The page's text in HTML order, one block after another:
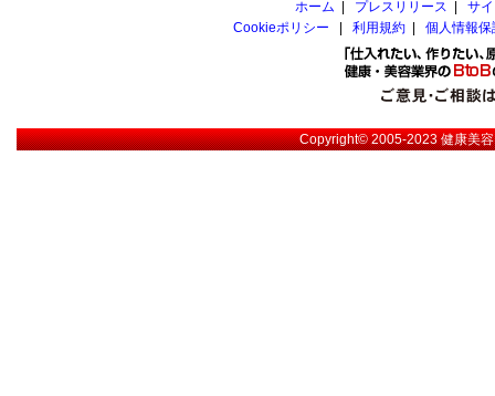
ホーム
プレスリリース
サ
Cookieポリシー
利用規約 個人情報
Copyright© 2005-2023健康美